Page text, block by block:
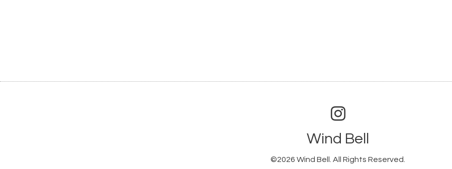
Wind Bell
©2026 Wind Bell . All Rights Reserved.